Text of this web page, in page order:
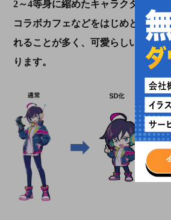
2～4等身に縮めたキャラクターのこ
コラボカフェなどをはじめとした
れることが多く、可愛らしい印象の
ります。